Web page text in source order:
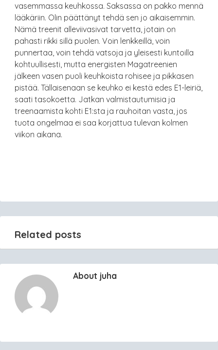
vasemmassa keuhkossa. Saksassa on pakko mennä
lääkäriin. Olin päättänyt tehdä sen jo aikaisemmin.
Nämä treenit alleviivasivat tarvetta, jotain on
pahasti rikki sillä puolen. Voin lenkkeillä, voin
punnertaa, voin tehdä vatsoja ja yleisesti kuntoilla
kohtuullisesti, mutta energisten Magatreenien
jälkeen vasen puoli keuhkoista rohisee ja pikkasen
pistää. Tällaisenaan se keuhko ei kestä edes E1-leiriä,
saati tasokoetta. Jatkan valmistautumisia ja
treenaamista kohti E1:sta ja rauhoitan vasta, jos
tuota ongelmaa ei saa korjattua tulevan kolmen
viikon aikana.
Related posts
About juha